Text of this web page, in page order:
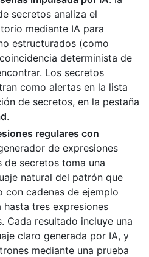
secretos analiza el
mediante IA para
estructurados (como
determinista de
Los secretos
como alertas en la lista
de secretos, en la pestaña
.
regulares con
de expresiones
de secretos toma una
natural del patrón que
con cadenas de ejemplo
tres expresiones
Cada resultado incluye una
claro generada por IA, y
mediante una prueba